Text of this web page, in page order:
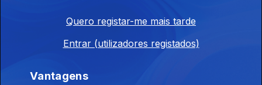
«Ramonera» e
Claire Messud
autora de
Quero registar-me mais tarde
Entrar (utilizadores registados)
Vantagens